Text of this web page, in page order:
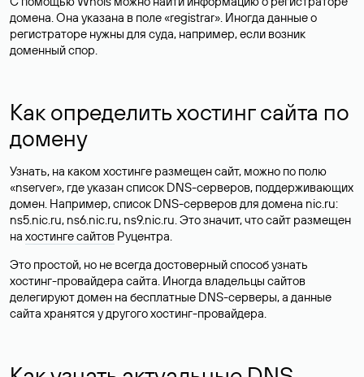
домена. Она указана в поле «registrar». Иногда данные о
регистраторе нужны для суда, например, если возник
доменный спор.
Как определить хостинг сайта по
домену
Узнать, на каком хостинге размещен сайт, можно по полю
«nserver», где указан список DNS-серверов, поддерживающих
домен. Например, список DNS-серверов для домена nic.ru:
ns5.nic.ru, ns6.nic.ru, ns9.nic.ru. Это значит, что сайт размещен
на хостинге сайтов Руцентра.
Это простой, но не всегда достоверный способ узнать
хостинг-провайдера сайта. Иногда владельцы сайтов
делегируют домен на бесплатные DNS-серверы, а данные
сайта хранятся у другого хостинг-провайдера.